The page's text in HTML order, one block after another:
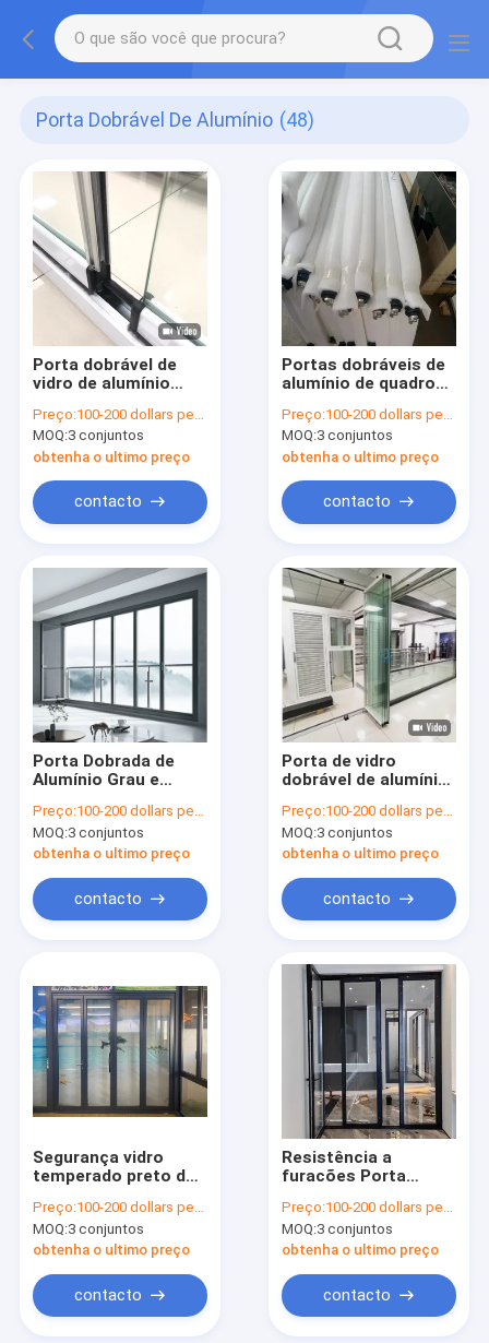
Porta Dobrável De Alumínio (48)
Porta dobrável de
vidro de alumínio
balcão comercial
Preço:100-200 dollars per sqaure meter
MOQ:3 conjuntos
obtenha o ultimo preço
contacto
Portas dobráveis de
alumínio de quadro
laminado de
segurança
temperado
Preço:100-200 dollars per sqaure meter
MOQ:3 conjuntos
obtenha o ultimo preço
contacto
Porta Dobrada de
Alumínio Grau e
Furacões
Preço:100-200 dollars per sqaure meter
MOQ:3 conjuntos
obtenha o ultimo preço
contacto
Porta de vidro
dobrável de alumínio
Preço:100-200 dollars per sqaure meter
MOQ:3 conjuntos
obtenha o ultimo preço
contacto
Segurança vidro
temperado preto de
duplas resistente a
tufões
Preço:100-200 dollars per sqaure meter
MOQ:3 conjuntos
obtenha o ultimo preço
contacto
Resistência a
furacões Porta
duplo revestimento
em pó
Preço:100-200 dollars per sqaure meter
MOQ:3 conjuntos
obtenha o ultimo preço
contacto